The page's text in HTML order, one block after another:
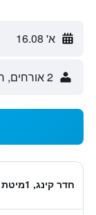
א' 16.08
2 אורחים, חדר 1
חדר קינג, 1מיטת קינג